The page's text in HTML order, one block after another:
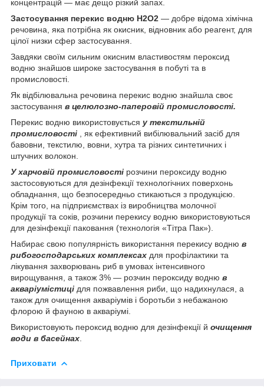
концентрацій — має дещо різкий запах.
Застосування перекис водню H2O2 — добре відома хімічна
речовина, яка потрібна як окисник, відновник або реагент, для
цілої низки сфер застосування.
Завдяки своїм сильним окисним властивостям пероксид
водню знайшов широке застосування в побуті та в
промисловості.
Як відбілювальна речовина перекис водню знайшла своє
застосування в целюлозно-паперовій промисловості.
Перекис водню використовується у текстильній
промисловості , як ефективний вибілювальний засіб для
бавовни, текстилю, вовни, хутра та різних синтетичних і
штучних волокон.
У харчовій промисловості розчини пероксиду водню
застосовуються для дезінфекції технологічних поверхонь
обладнання, що безпосередньо стикаються з продукцією.
Крім того, на підприємствах із виробництва молочної
продукції та соків, розчини перекису водню використовуються
для дезінфекції паковання (технологія «Тітра Пак»).
Набирає свою популярність використання перекису водню в
рибогосподарських комплексах для профілактики та
лікування захворювань риб в умовах інтенсивного
вирощування, а також 3% — розчин пероксиду водню в
акваріумістиці для пожвавлення риби, що надихнулася, а
також для очищення акваріумів і боротьби з небажаною
флорою й фауною в акваріумі.
Використовують пероксид водню для дезінфекції й очищення
води в басейнах
Приховати